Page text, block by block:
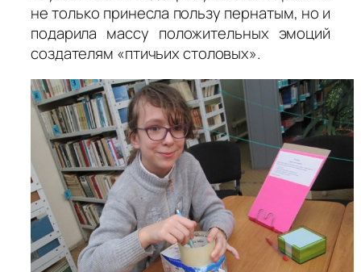
не только принесла пользу пернатым, но и
подарила массу положительных эмоций
создателям «птичьих столовых».